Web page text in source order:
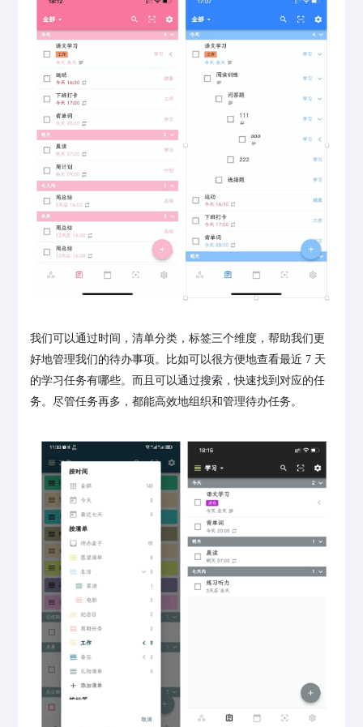
我们可以通过时间，清单分类，标签三个维度，帮助我们更
好地管理我们的待办事项。比如可以很方便地查看最近 7 天
的学习任务有哪些。而且可以通过搜索，快速找到对应的任
务。尽管任务再多，都能高效地组织和管理待办任务。